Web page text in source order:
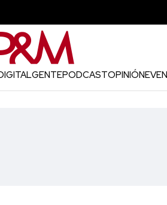
GENTEPODCASTOPINIÓN